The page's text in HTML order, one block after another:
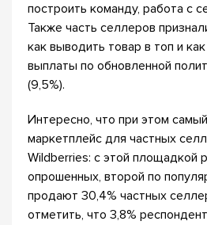
построить команду, работа с
Также часть селлеров
как выводить товар в топ и
выплаты по обновленной
(9,5%).
Интересно, что при этом
маркетплейс для частных
Wildberries: с этой площадкой
опрошенных, второй по
продают 30,4% частных
отметить, что 3,8%